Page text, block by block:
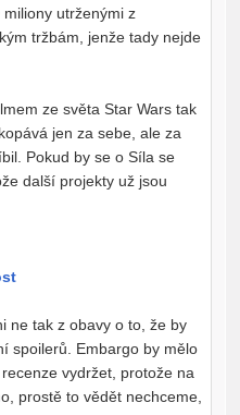
utrženými z
tržbám, jenže tady nejde
ze světa Star Wars tak
jen za sebe, ale za
Pokud by se o Síla se
další projekty už jsou
ne tak z obavy o to, že by
spoilerů. Embargo by mělo
vydržet, protože na
prostě to vědět nechceme,